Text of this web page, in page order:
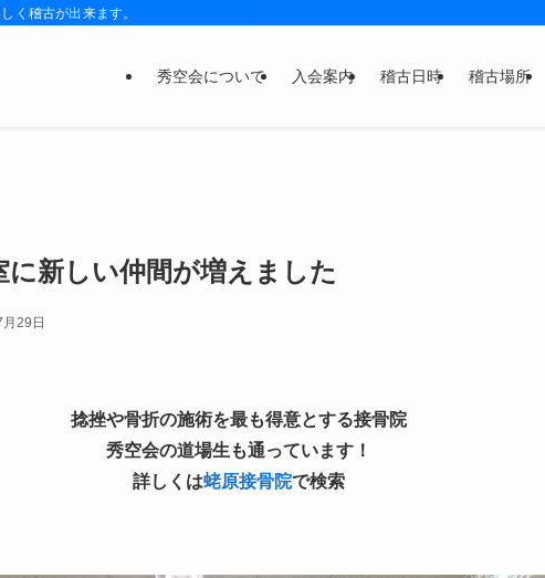
く稽古が出来ます。
秀空会について 入会案内 稽古日時 稽古場所
に新しい仲間が増えました
29日
捻挫や骨折の施術を最も得意とする接骨院
秀空会の道場生も通っています！
詳しくは蛯原接骨院で検索